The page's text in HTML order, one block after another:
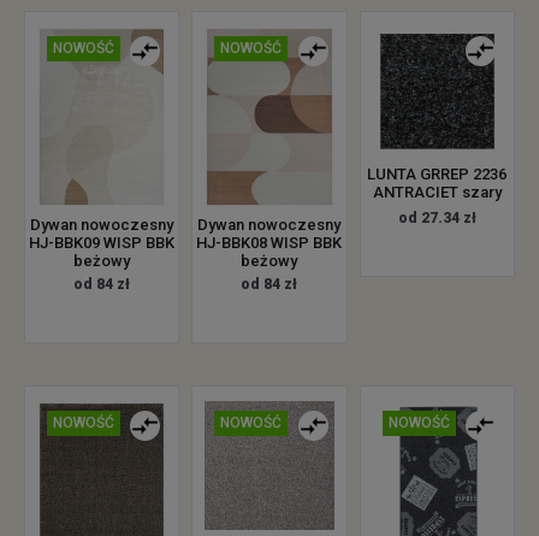
NOWOŚĆ
Dywan nowoczesny
HJ-BBK09 WISP BBK
beżowy
od 84 zł
NOWOŚĆ
Dywan nowoczesny
HJ-BBK08 WISP BBK
beżowy
od 84 zł
LUNTA GRREP 2236
ANTRACIET szary
od 27.34 zł
NOWOŚĆ NOWOŚĆ NOWOŚĆ